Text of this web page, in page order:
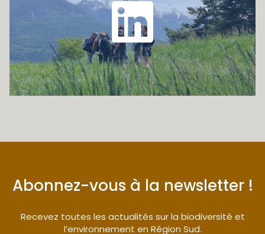
Abonnez-vous à la newsletter !
Recevez toutes les actualités sur la biodiversité et
l’environnement en Région Sud.